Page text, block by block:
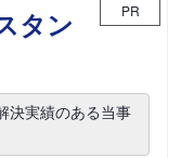
タン
PR
決実績のある当事